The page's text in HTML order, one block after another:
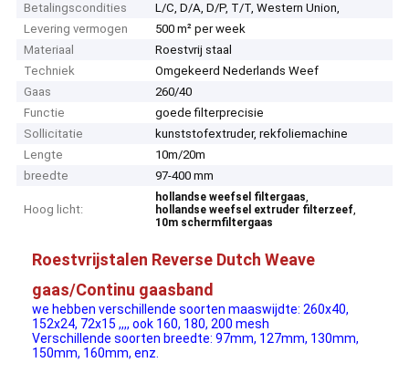
Betalingscondities
L/C, D/A, D/P, T/T, Western Union,
Levering vermogen
500 m² per week
Materiaal
Roestvrij staal
Techniek
Omgekeerd Nederlands Weef
Gaas
260/40
Functie
goede filterprecisie
Sollicitatie
kunststofextruder, rekfoliemachine
Lengte
10m/20m
breedte
97-400 mm
Hoog licht:
hollandse weefsel filtergaas,
hollandse weefsel extruder filterzeef,
10m schermfiltergaas
Roestvrijstalen Reverse Dutch Weave
gaas/Continu gaasband
we hebben verschillende soorten maaswijdte: 260x40,
152x24, 72x15 ,,,, ook 160, 180, 200 mesh
Verschillende soorten breedte: 97mm, 127mm, 130mm,
150mm, 160mm, enz.